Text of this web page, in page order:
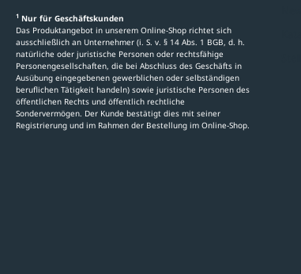
1 Nur für Geschäftskunden
Das Produktangebot in unserem Online-Shop richtet sich
ausschließlich an Unternehmer (i. S. v. § 14 Abs. 1 BGB, d. h.
natürliche oder juristische Personen oder rechtsfähige
Personengesellschaften, die bei Abschluss des Geschäfts in
Ausübung eingegebenen gewerblichen oder selbständigen
beruflichen Tätigkeit handeln) sowie juristische Personen des
öffentlichen Rechts und öffentlich rechtliche
Sondervermögen. Der Kunde bestätigt dies mit seiner
Registrierung und im Rahmen der Bestellung im Online-Shop.